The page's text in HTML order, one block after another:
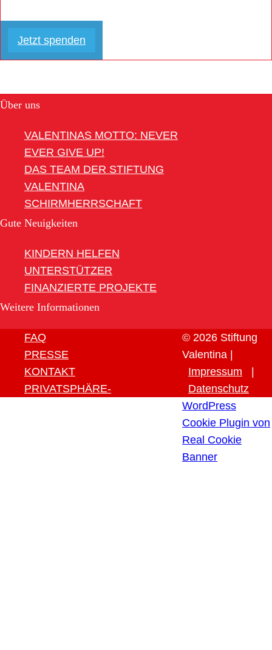
Jetzt spenden
Über uns
VALENTINAS MOTTO: NEVER
EVER GIVE UP!
DAS TEAM DER STIFTUNG
VALENTINA
SCHIRMHERRSCHAFT
Gute Neuigkeiten
KINDERN HELFEN
UNTERSTÜTZER
FINANZIERTE PROJEKTE
Weitere Informationen
FAQ
PRESSE
KONTAKT
PRIVATSPHÄRE-
© 2026 Stiftung
Valentina |
Impressum
Datenschutz
WordPress
Cookie Plugin von
Real Cookie
Banner